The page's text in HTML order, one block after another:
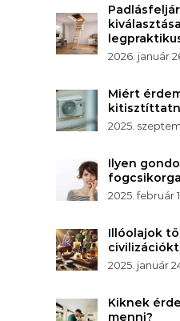
2026. január
Miért
2025.
Ilyen
2025. február
Illóolajok
2025. január
Kiknek
menni?